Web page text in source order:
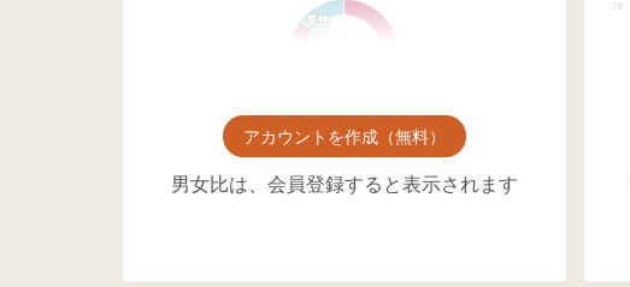
アカウントを作成（無料）
男女比は、会員登録すると表示されます